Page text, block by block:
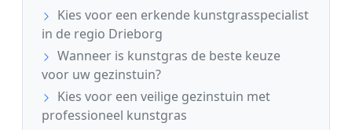
Kies voor een erkende kunstgrasspecialist
in de regio Drieborg
Wanneer is kunstgras de beste keuze
voor uw gezinstuin?
Kies voor een veilige gezinstuin met
professioneel kunstgras